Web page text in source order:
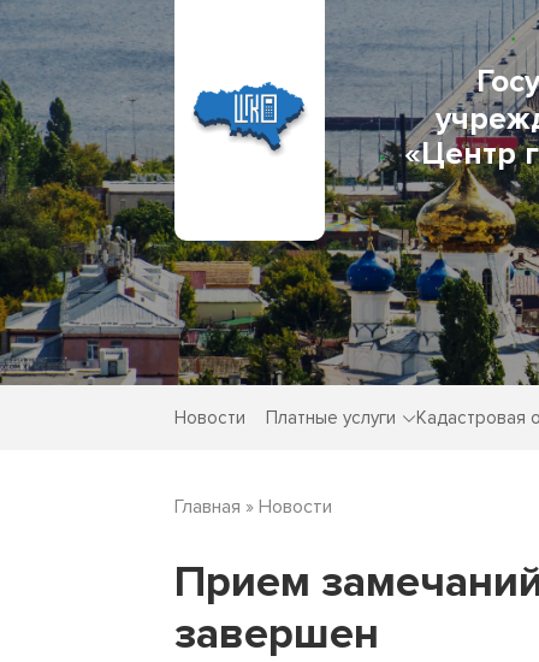
«Центр
Новости Платные услуги Кадастровая
Главная » Новости
Прием
завершен